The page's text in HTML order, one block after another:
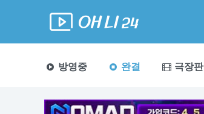
방영중 완결 극장판